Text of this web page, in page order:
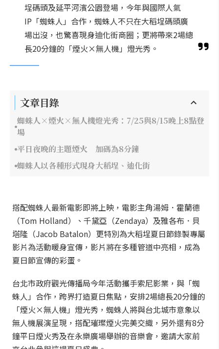
埕碼頭及延平河濱公園登場，今年與國際人氣
IP「蜘蛛人」合作，蜘蛛人不只在大稻埕碼頭廣
場出沒，也驚喜現身迪化街商圈；更將帶來2場總
長20分鐘的「煙火×無人機」燈光秀。
文章目錄
蜘蛛人×煙火×無人機燈光秀：7/25與8/15晚上8點登
場
平日夜晚的主題煙火 加碼為8分鐘
蜘蛛人以各種形式現身大稻埕、迪化街
搭配蜘蛛人最新電影即將上映，電影主角湯姆．霍蘭德
（Tom Holland）、千黛亞（Zendaya）及雅各布．貝
塔隆（Jacob Batalon）更特別為大稻埕夏日節錄製專屬
影片為活動暖身宣傳，影片將在多種管道中亮相，成為
夏日節宣傳的彩蛋。
台北市政府觀光傳播局今年活動攜手索尼影業，與「蜘
蛛人」合作，跨界打造夏日焦點，安排2場總長20分鐘的
「煙火×無人機」燈光秀，蜘蛛人將與台北城市意象以
無人機展演呈現，搭配璀璨煙火完美交織，另外還有8分
鐘平日煙火秀及在永樂廣場舉辦的音樂會，邀請大家前